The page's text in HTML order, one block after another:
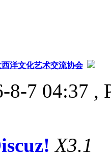
洋文化艺术交流协会
8-7 04:37 ,
X3.1